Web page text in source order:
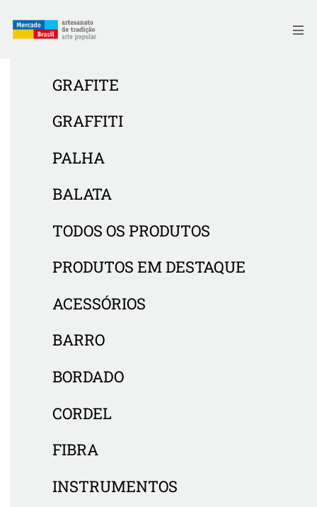
GRAFITE
GRAFFITI
PALHA
BALATA
TODOS OS PRODUTOS
PRODUTOS EM DESTAQUE
ACESSÓRIOS
BARRO
BORDADO
CORDEL
FIBRA
INSTRUMENTOS